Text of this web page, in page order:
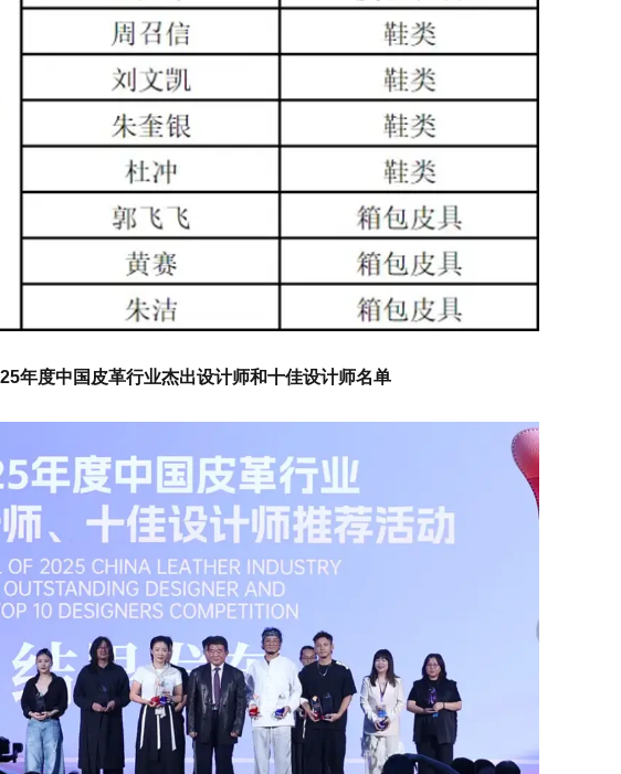
年度中国皮革行业杰出设计师和十佳设计师名单